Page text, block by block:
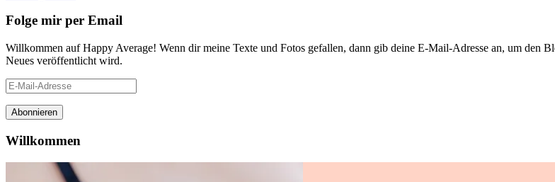
Folge mir per Email
Willkommen auf Happy Average! Wenn dir meine Texte und Fotos gefallen, dann gib deine E-Mail-Adresse an, um den
Neues veröffentlicht wird.
E-
Mail-
Adresse
Abonnieren
Willkommen